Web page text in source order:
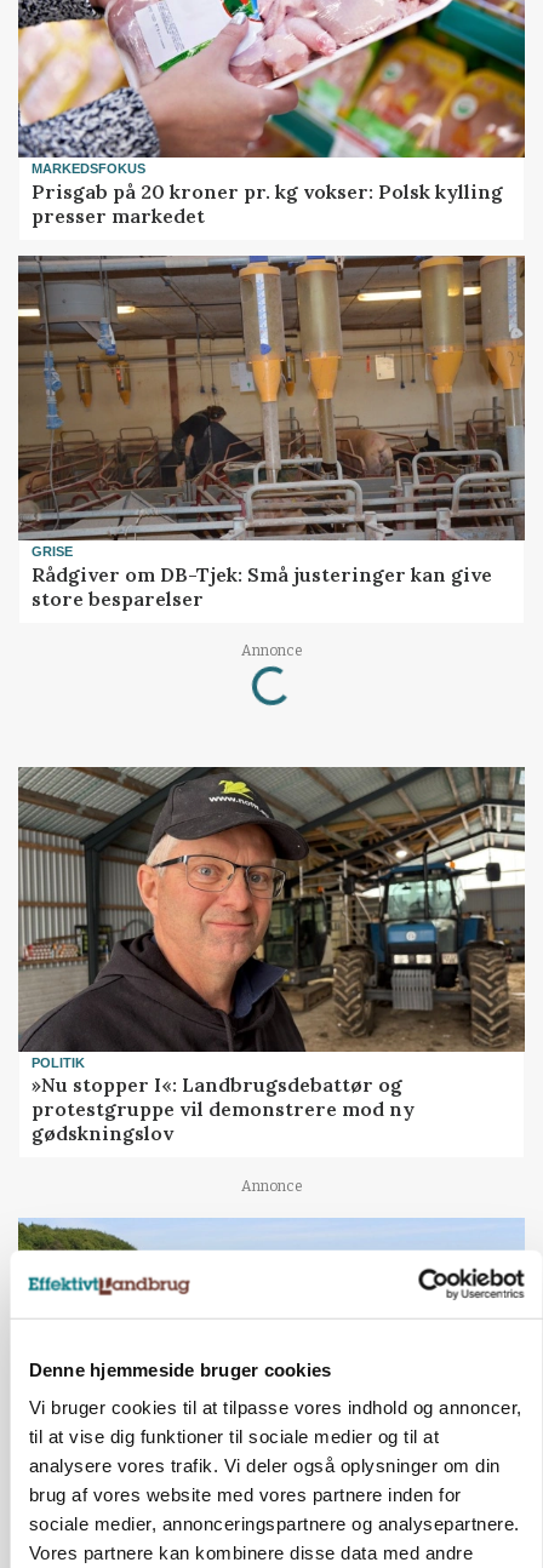
Denne hjemmeside bruger cookies
Vi bruger cookies til at tilpasse vores indhold og annoncer,
til at vise dig funktioner til sociale medier og til at
analysere vores trafik. Vi deler også oplysninger om din
brug af vores website med vores partnere inden for
sociale medier, annonceringspartnere og analysepartnere.
Vores partnere kan kombinere disse data med andre
MARKEDSFOKUS
Prisgab på 20 kroner pr. kg vokser: Polsk kylling
presser markedet
GRISE
Rådgiver om DB-Tjek: Små justeringer kan give
store besparelser
Annonce
Loading...
POLITIK
»Nu stopper I«: Landbrugsdebattør og
protestgruppe vil demonstrere mod ny
gødskningslov
Annonce
Snart kan man søge tilskud til naturprojekter